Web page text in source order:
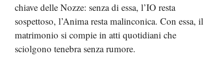
chiave delle Nozze: senza di essa, l’IO resta
sospettoso, l’Anima resta malinconica. Con essa, il
matrimonio si compie in atti quotidiani che
sciolgono tenebra senza rumore.